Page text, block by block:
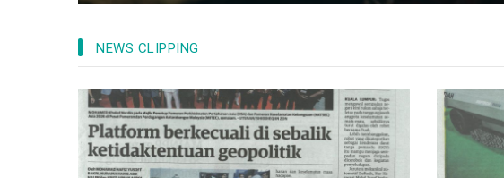
NEWS CLIPPING